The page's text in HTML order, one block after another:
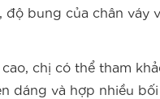
độ bung của chân
chị có thể tham
dáng và hợp nhiều